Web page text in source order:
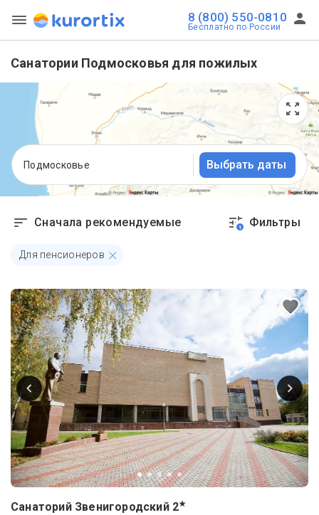
8 (800) 550-0810
Бесплатно по России
Санатории Подмосковья для пожилых
Подмосковье Выбрать даты
Сначала рекомендуемые 1 Фильтры
Для пенсионеров
Санаторий Звенигородский 2★